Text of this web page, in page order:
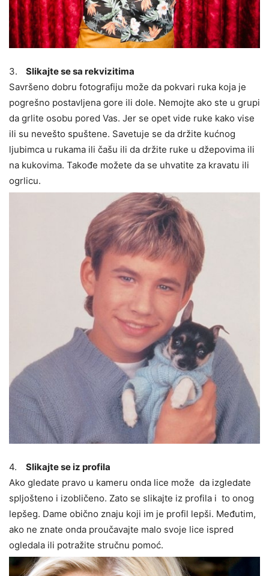
3.
Slikajte se sa rekvizitima
Savršeno dobru fotografiju može da pokvari ruka koja je
pogrešno postavljena gore ili dole. Nemojte ako ste u grupi
da grlite osobu pored Vas. Jer se opet vide ruke kako vise
ili su nevešto spuštene. Savetuje se da držite kućnog
ljubimca u rukama ili čašu ili da držite ruke u džepovima ili
na kukovima. Takođe možete da se uhvatite za kravatu ili
ogrlicu.
4.
Slikajte se iz profila
Ako gledate pravo u kameru onda lice može da izgledate
spljošteno i izobličeno. Zato se slikajte iz profila i to onog
lepšeg. Dame obično znaju koji im je profil lepši. Međutim,
ako ne znate onda proučavajte malo svoje lice ispred
ogledala ili potražite stručnu pomoć.